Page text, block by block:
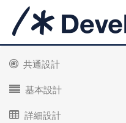
共通設計
基本設計
詳細設計